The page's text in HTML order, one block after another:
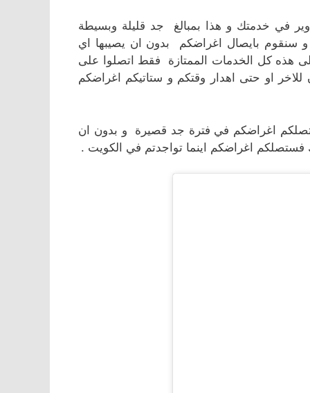
في خدمتك و هذا بمبالغ جد قليلة وبسيطة
سنقوم بايصال اغراضكم بدون ان يصيبها اي
هذه كل الخدمات الممتازة فقط اتصلوا على
او حتى اهدار وقتكم و ستاتيكم اغراضكم
ستصلكم اغراضكم في فترة جد قصيرة و بدون ان
اغراضكم اينما تواجدتم في الكويت .